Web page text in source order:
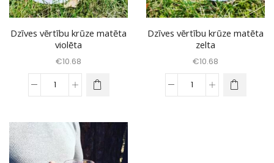
Dzīves vērtību krūze matēta
violēta
€10.68
Dzīves
matēta
violēta
daudzums
Dzīves vērtību krūze matēta
zelta
€10.68
Dzīves